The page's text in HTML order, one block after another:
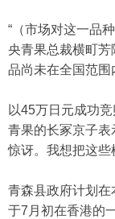
“（市场对这一品
央青果总裁横町芳
品尚未在全国范围
以45万日元成功
青果的长冢京子表
惊讶。我想把这些
青森县政府计划
于7月初在香港的